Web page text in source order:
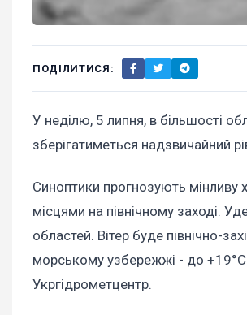
ПОДІЛИТИСЯ:
У неділю, 5 липня, в більшості
зберігатиметься надзвичайний
Синоптики прогнозують мінливу
місцями на північному заході.
областей. Вітер буде північно-
морському узбережжі - до +19°C.
Укргідрометцентр.